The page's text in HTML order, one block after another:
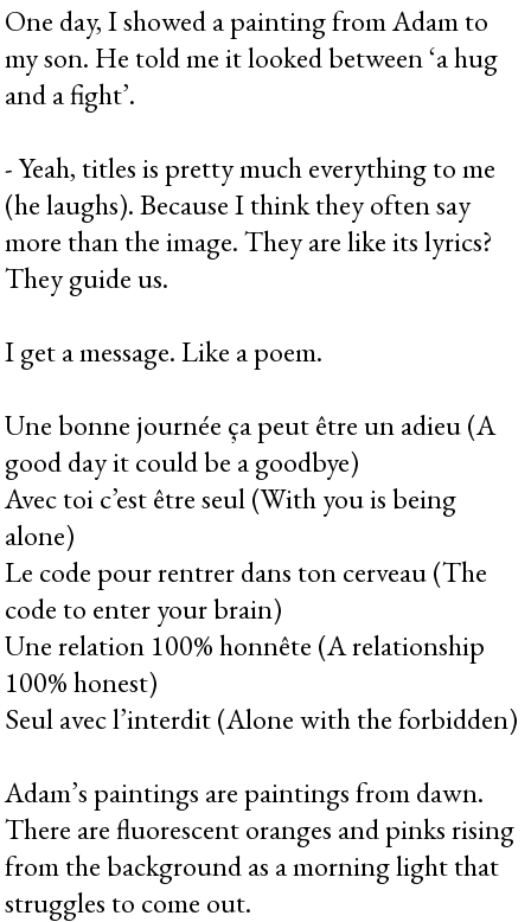
One day, I showed a painting from Adam to
my son. He told me it looked between ‘a hug
and a fight’.
- Yeah, titles is pretty much everything to me
(he laughs). Because I think they often say
more than the image. They are like its lyrics?
They guide us.
I get a message. Like a poem.
Une bonne journée ça peut être un adieu (A
good day it could be a goodbye)
Avec toi c’est être seul (With you is being
alone)
Le code pour rentrer dans ton cerveau (The
code to enter your brain)
Une relation 100% honnête (A relationship
100% honest)
Seul avec l’interdit (Alone with the forbidden)
Adam’s paintings are paintings from dawn.
There are fluorescent oranges and pinks rising
from the background as a morning light that
struggles to come out.